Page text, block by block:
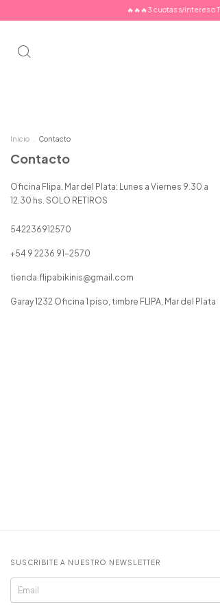
🔥🔥🔥3 cuotas s/interes o
Inicio Contacto
Contacto
Oficina Flipa. Mar del Plata: Lunes a Viernes 9.30 a
12.30 hs. SOLO RETIROS
542236912570
+54 9 2236 91-2570
tienda.flipabikinis@gmail.com
Garay 1232 Oficina 1 piso, timbre FLIPA, Mar del Plata
SUSCRIBITE A NUESTRO NEWSLETTER